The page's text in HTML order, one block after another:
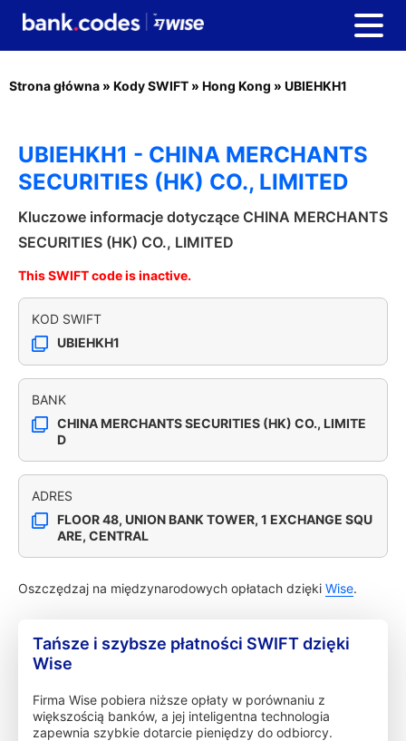
Strona główna » Kody SWIFT » Hong Kong » UBIEHKH1
UBIEHKH1 - CHINA MERCHANTS
SECURITIES (HK) CO., LIMITED
Kluczowe informacje dotyczące CHINA MERCHANTS
SECURITIES (HK) CO., LIMITED
This SWIFT code is inactive.
KOD SWIFT
UBIEHKH1
BANK
CHINA MERCHANTS SECURITIES (HK) CO., LIMITE
D
ADRES
FLOOR 48, UNION BANK TOWER, 1 EXCHANGE SQU
ARE, CENTRAL
Oszczędzaj na międzynarodowych opłatach dzięki Wise.
Tańsze i szybsze płatności SWIFT dzięki
Wise
Firma Wise pobiera niższe opłaty w porównaniu z
większością banków, a jej inteligentna technologia
zapewnia szybkie dotarcie pieniędzy do odbiorcy.